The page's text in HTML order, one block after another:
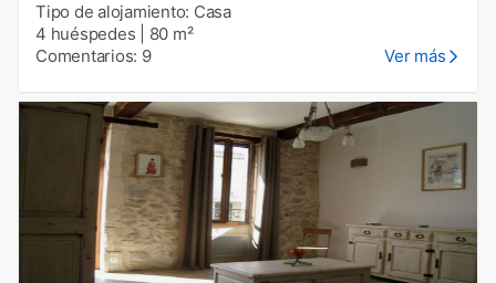
Tipo de alojamiento: Casa
4 huéspedes
80 m²
Comentarios: 9
Ver más